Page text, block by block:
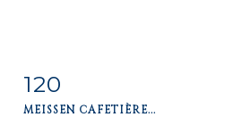
Item detail
120
MEISSEN CAFETIÈRE...